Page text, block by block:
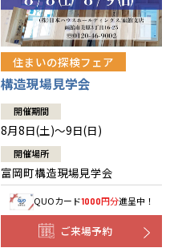
住まいの探検フェア
構造現場見学会
開催期間
8月8日(土)～9日(日)
開催場所
富岡町構造現場見学会
QUOカード1000円分進呈中！
ご来場予約